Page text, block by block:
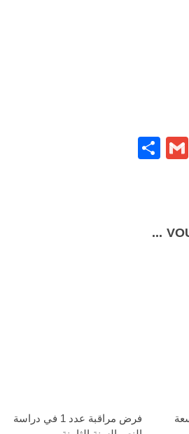
Email
Gmail
فرض مراقبة عدد 1 في دراسة